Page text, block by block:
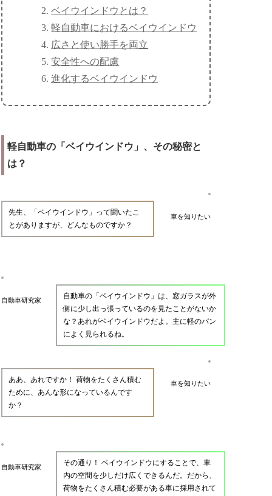
ベイウインドウとは？
軽自動車におけるベイウインドウ
広さと使い勝手を両立
安全性への配慮
進化するベイウインドウ
軽自動車の「ベイウインドウ」、その秘密と
は？
車を知りたい
先生、「ベイウインドウ」って聞いたこ
とがありますが、どんなものですか？
自動車研究家
自動車の「ベイウインドウ」は、窓ガラスが外
側に少し出っ張っているのを見たことがないか
な？あれがベイウインドウだよ。主に軽のバン
によく見られるね。
車を知りたい
ああ、あれですか！ 荷物をたくさん積む
ために、あんな形になっているんです
か？
自動車研究家
その通り！ ベイウインドウにすることで、車
内の空間を少しだけ広くできるんだ。だから、
荷物をたくさん積む必要がある車に採用されて